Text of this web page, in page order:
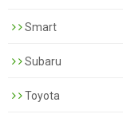
Smart
Subaru
Toyota